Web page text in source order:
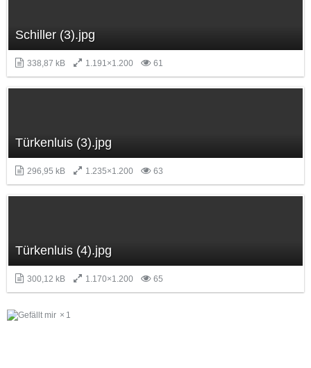
Schiller (3).jpg
338,87 kB 1.191×1.200 61
Türkenluis (3).jpg
296,95 kB 1.235×1.200 63
Türkenluis (4).jpg
300,12 kB 1.170×1.200 65
1